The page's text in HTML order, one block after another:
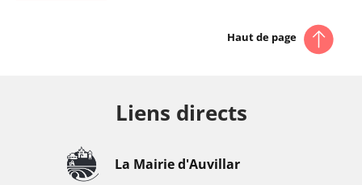
Haut de page
Liens directs
La Mairie d'Auvillar